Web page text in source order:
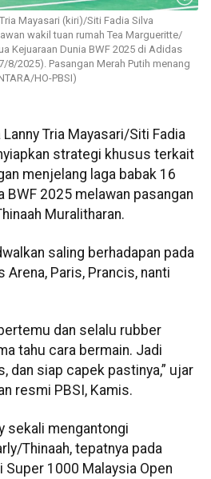
Mayasari (kiri)/Siti Fadia Silva
wakil tuan rumah Tea Margueritte/
Kejuaraan Dunia BWF 2025 di Adidas
8/2025). Pasangan Merah Putih menang
HO-PBSI)
Tria Mayasari/Siti Fadia
strategi khusus terkait
menjelang laga babak 16
BWF 2025 melawan pasangan
Muralitharan.
saling berhadapan pada
Arena, Paris, Prancis, nanti
dan selalu rubber
tahu cara bermain. Jadi
dan siap capek pastinya,” ujar
resmi PBSI, Kamis.
sekali mengantongi
Thinaah, tepatnya pada
1000 Malaysia Open